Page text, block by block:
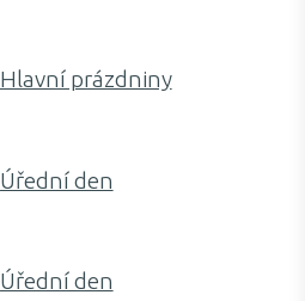
Hlavní prázdniny
Úřední den
Úřední den